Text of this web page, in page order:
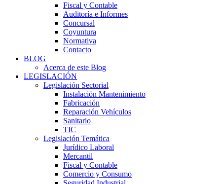
Fiscal y Contable
Auditoría e Informes
Concursal
Coyuntura
Normativa
Contacto
BLOG
Acerca de este Blog
LEGISLACIÓN
Legislación Sectorial
Instalación Mantenimiento
Fabricación
Reparación Vehículos
Sanitario
TIC
Legislación Temática
Jurídico Laboral
Mercantil
Fiscal y Contable
Comercio y Consumo